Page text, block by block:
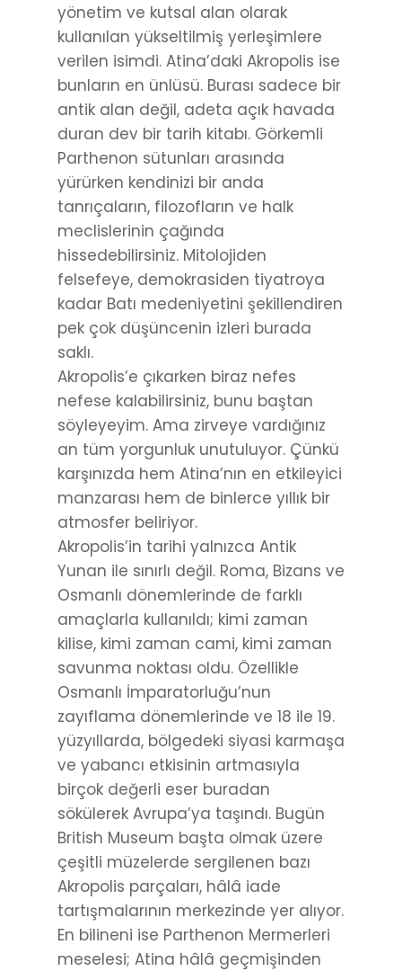
yönetim ve kutsal alan olarak
kullanılan yükseltilmiş yerleşimlere
verilen isimdi. Atina’daki Akropolis ise
bunların en ünlüsü. Burası sadece bir
antik alan değil, adeta açık havada
duran dev bir tarih kitabı. Görkemli
Parthenon sütunları arasında
yürürken kendinizi bir anda
tanrıçaların, filozofların ve halk
meclislerinin çağında
hissedebilirsiniz. Mitolojiden
felsefeye, demokrasiden tiyatroya
kadar Batı medeniyetini şekillendiren
pek çok düşüncenin izleri burada
saklı.
Akropolis’e çıkarken biraz nefes
nefese kalabilirsiniz, bunu baştan
söyleyeyim. Ama zirveye vardığınız
an tüm yorgunluk unutuluyor. Çünkü
karşınızda hem Atina’nın en etkileyici
manzarası hem de binlerce yıllık bir
atmosfer beliriyor.
Akropolis’in tarihi yalnızca Antik
Yunan ile sınırlı değil. Roma, Bizans ve
Osmanlı dönemlerinde de farklı
amaçlarla kullanıldı; kimi zaman
kilise, kimi zaman cami, kimi zaman
savunma noktası oldu. Özellikle
Osmanlı İmparatorluğu’nun
zayıflama dönemlerinde ve 18 ile 19.
yüzyıllarda, bölgedeki siyasi karmaşa
ve yabancı etkisinin artmasıyla
birçok değerli eser buradan
sökülerek Avrupa’ya taşındı. Bugün
British Museum başta olmak üzere
çeşitli müzelerde sergilenen bazı
Akropolis parçaları, hâlâ iade
tartışmalarının merkezinde yer alıyor.
En bilineni ise Parthenon Mermerleri
meselesi; Atina hâlâ geçmişinden